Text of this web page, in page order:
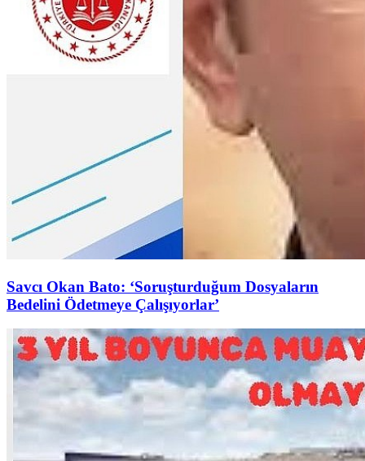
Savcı Okan Bato: ‘Soruşturduğum Dosyaların
Bedelini Ödetmeye Çalışıyorlar’